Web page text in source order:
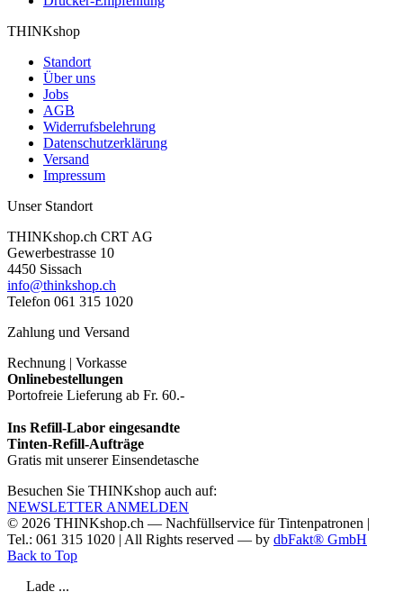
THINKshop
Standort
Über uns
Jobs
AGB
Widerrufsbelehrung
Datenschutzerklärung
Versand
Impressum
Unser Standort
THINKshop.ch CRT AG
Gewerbestrasse 10
4450 Sissach
info@thinkshop.ch
Telefon 061 315 1020
Zahlung und Versand
Rechnung | Vorkasse
Onlinebestellungen
Portofreie Lieferung ab Fr. 60.-
Ins Refill-Labor eingesandte
Tinten-Refill-Aufträge
Gratis mit unserer Einsendetasche
Besuchen Sie THINKshop auch auf:
NEWSLETTER ANMELDEN
© 2026 THINKshop.ch — Nachfüllservice fürTintenpatronen |
Tel.: 061 315 1020 | All Rights reserved — by dbFakt® GmbH
Back to Top
Lade ...